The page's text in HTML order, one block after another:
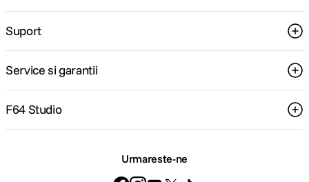
Suport
Service si garantii
F64 Studio
Urmareste-ne